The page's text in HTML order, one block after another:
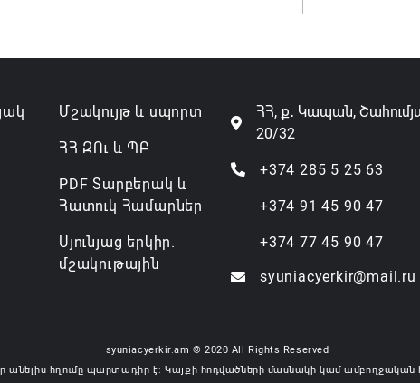
Մշակույթ և սպորտ
ՀՀ ԶՈւ և ՊԲ
PDF Տարբերակ և
Հատուկ Համարներ
Սյունյաց երկիր.
մշակութային
ՀՀ, ք․ Կապան,
20/32
+374 285 5 25 63
+374 91 45 90 47
+374 77 45 90 47
syuniacyerkir@mail.ru
syuniacyerkir.am © 2020 All Rights Reserved
անելիս հղումը պարտադիր է: Կայքի հոդվածների մասնակի կամ ամբողջական